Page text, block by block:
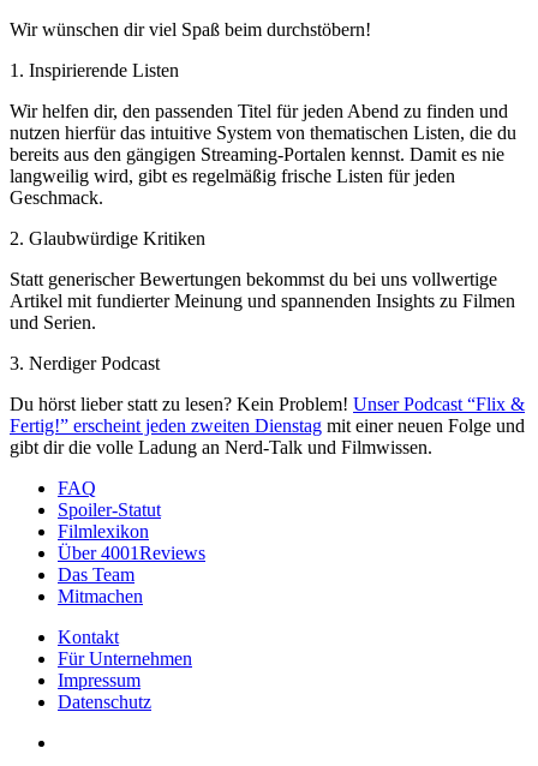
Wir wünschen dir viel Spaß beim durchstöbern!
1. Inspirierende Listen
Wir helfen dir, den passenden Titel für jeden Abend zu finden und
nutzen hierfür das intuitive System von thematischen Listen, die du
bereits aus den gängigen Streaming-Portalen kennst. Damit es nie
langweilig wird, gibt es regelmäßig frische Listen für jeden
Geschmack.
2. Glaubwürdige Kritiken
Statt generischer Bewertungen bekommst du bei uns vollwertige
Artikel mit fundierter Meinung und spannenden Insights zu Filmen
und Serien.
3. Nerdiger Podcast
Du hörst lieber statt zu lesen? Kein Problem! Unser Podcast “Flix &
Fertig!” erscheint jeden zweiten Dienstag mit einer neuen Folge und
gibt dir die volle Ladung an Nerd-Talk und Filmwissen.
FAQ
Spoiler-Statut
Filmlexikon
Über 4001Reviews
Das Team
Mitmachen
Kontakt
Für Unternehmen
Impressum
Datenschutz